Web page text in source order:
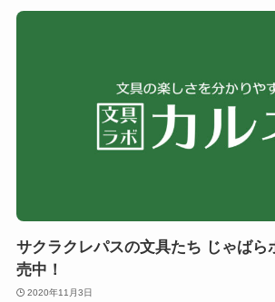
サクラクレパスの文具たち じゃばら
売中！
2020年11月3日